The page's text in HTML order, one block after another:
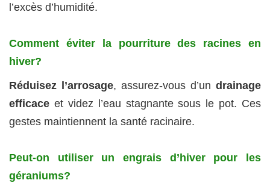
l’excès d’humidité.
Comment éviter la pourriture des racines en
hiver?
Réduisez l’arrosage, assurez-vous d’un drainage
efficace et videz l’eau stagnante sous le pot. Ces
gestes maintiennent la santé racinaire.
Peut-on utiliser un engrais d’hiver pour les
géraniums?